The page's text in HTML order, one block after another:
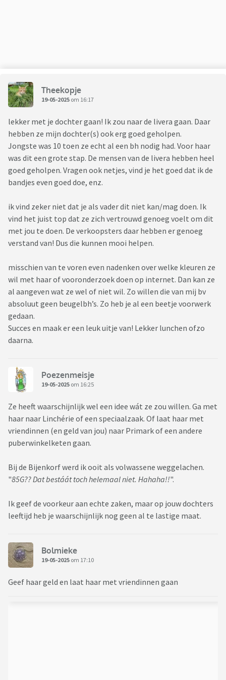
Theekopje
19-05-2025 om 16:17
lekker met je dochter gaan! Ik zou naar de livera gaan. Daar
hebben ze mijn dochter(s) ook erg goed geholpen.
Jongste was 10 toen ze echt al een bh nodig had. Voor haar
was dit een grote stap. De mensen van de livera hebben heel
goed geholpen. Vragen ook netjes, vind je het goed dat ik de
bandjes even goed doe, enz.
ik vind zeker niet dat je als vader dit niet kan/mag doen. Ik
vind het juist top dat ze zich vertrouwd genoeg voelt om dit
met jou te doen. De verkoopsters daar hebben er genoeg
verstand van! Dus die kunnen mooi helpen.
misschien van te voren even nadenken over welke kleuren ze
wil met haar of vooronderzoek doen op internet. Dan kan ze
al aangeven wat ze wel of niet wil. Zo willen die van mij bv
absoluut geen beugelbh’s. Zo heb je al een beetje voorwerk
gedaan.
Succes en maak er een leuk uitje van! Lekker lunchen ofzo
daarna.
Poezenmeisje
19-05-2025 om 16:25
Ze heeft waarschijnlijk wel een idee wát ze zou willen. Ga met
haar naar Linchérie of een speciaalzaak. Of laat haar met
vriendinnen (en geld van jou) naar Primark of een andere
puberwinkelketen gaan.
Bij de Bijenkorf werd ik ooit als volwassene weggelachen.
"85G?? Dat bestáát toch helemaal niet. Hahaha!!".
Ik geef de voorkeur aan echte zaken, maar op jouw dochters
leeftijd heb je waarschijnlijk nog geen al te lastige maat.
Bolmieke
19-05-2025 om 17:10
Geef haar geld en laat haar met vriendinnen gaan